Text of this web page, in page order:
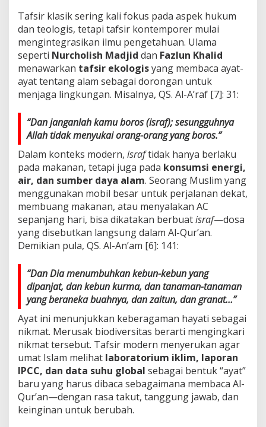
Tafsir klasik sering kali fokus pada aspek hukum
dan teologis, tetapi tafsir kontemporer mulai
mengintegrasikan ilmu pengetahuan. Ulama
seperti Nurcholish Madjid dan Fazlun Khalid
menawarkan tafsir ekologisyang membaca ayat-
ayat tentang alam sebagai dorongan untuk
menjaga lingkungan. Misalnya, QS. Al-A’raf [7]: 31:
“Dan janganlah kamu boros (israf); sesungguhnya
Allah tidak menyukai orang-orang yang boros.”
Dalam konteks modern, israftidak hanya berlaku
pada makanan, tetapi juga pada konsumsi energi,
air, dan sumber daya alam. Seorang Muslim yang
menggunakan mobil besar untuk perjalanan dekat,
membuang makanan, atau menyalakan AC
sepanjang hari, bisa dikatakan berbuatisraf—dosa
yang disebutkan langsung dalam Al-Qur’an.
Demikian pula, QS. Al-An’am [6]: 141:
“Dan Dia menumbuhkan kebun-kebun yang
dipanjat, dan kebun kurma, dan tanaman-tanaman
yang beraneka buahnya, dan zaitun, dan granat…”
Ayat ini menunjukkan keberagaman hayati sebagai
nikmat. Merusak biodiversitas berarti mengingkari
nikmat tersebut. Tafsir modern menyerukan agar
umat Islam melihat laboratorium iklim, laporan
IPCC, dan data suhu global sebagai bentuk “ayat”
baru yang harus dibaca sebagaimana membaca Al-
Qur’an—dengan rasa takut, tanggung jawab, dan
keinginan untuk berubah.